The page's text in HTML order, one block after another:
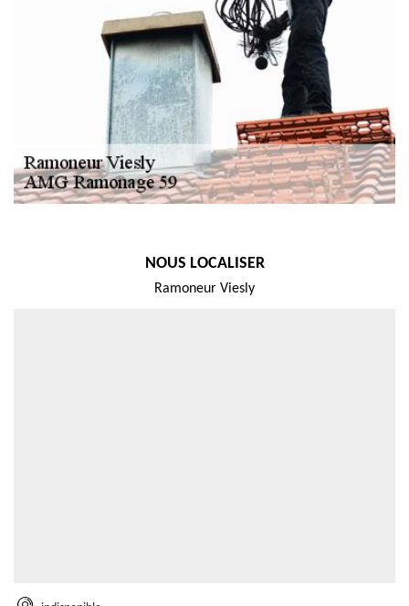
NOUS LOCALISER
Ramoneur Viesly